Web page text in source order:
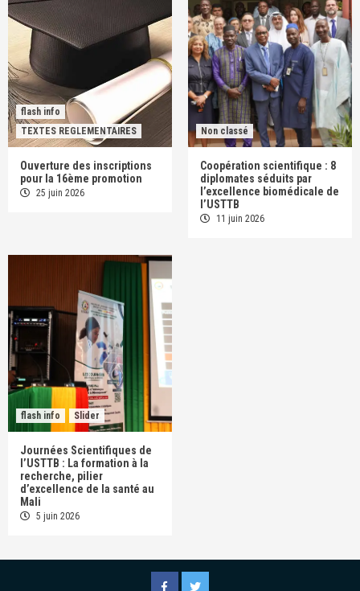
flash info
TEXTES REGLEMENTAIRES
Ouverture des inscriptions
pour la 16ème promotion
25 juin 2026
Non classé
Coopération scientifique : 8
diplomates séduits par
l’excellence biomédicale de
l’USTTB
11 juin 2026
flash info Slider
Journées Scientifiques de
l’USTTB : La formation à la
recherche, pilier
d’excellence de la santé au
Mali
5 juin 2026
FacebookTwitter